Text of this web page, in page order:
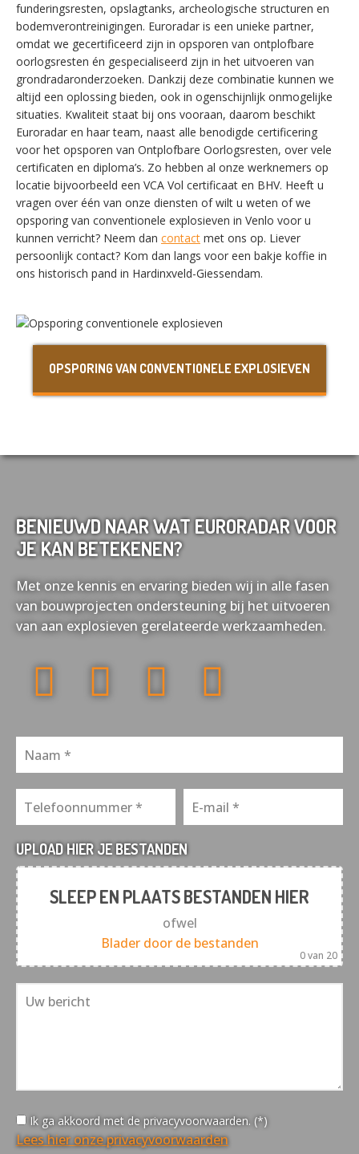
funderingsresten, opslagtanks, archeologische structuren en
bodemverontreinigingen. Euroradar is een unieke partner,
omdat we gecertificeerd zijn in opsporen van ontplofbare
oorlogsresten én gespecialiseerd zijn in het uitvoeren van
grondradaronderzoeken. Dankzij deze combinatie kunnen we
altijd een oplossing bieden, ook in ogenschijnlijk onmogelijke
situaties. Kwaliteit staat bij ons vooraan, daarom beschikt
Euroradar en haar team, naast alle benodigde certificering
voor het opsporen van Ontplofbare Oorlogsresten, over vele
certificaten en diploma’s. Zo hebben al onze werknemers op
locatie bijvoorbeeld een VCA Vol certificaat en BHV. Heeft u
vragen over één van onze diensten of wilt u weten of we
opsporing van conventionele explosieven in Venlo voor u
kunnen verricht? Neem dan contact met ons op. Liever
persoonlijk contact? Kom dan langs voor een bakje koffie in
ons historisch pand in Hardinxveld-Giessendam.
OPSPORING VAN CONVENTIONELE EXPLOSIEVEN
BENIEUWD NAAR WAT EURORADAR VOOR
JE KAN BETEKENEN?
Met onze kennis en ervaring bieden wij in alle fasen
van bouwprojecten ondersteuning bij het uitvoeren
van aan explosieven gerelateerde werkzaamheden.
UPLOAD HIER JE BESTANDEN
SLEEP EN PLAATS BESTANDEN HIER
ofwel
Blader door de bestanden
0van 20
Ik ga akkoord met de privacyvoorwaarden. (*)
Lees hier onze privacyvoorwaarden
SWITCH THE LANGUAGE
Nederlands English
Français Deutsch